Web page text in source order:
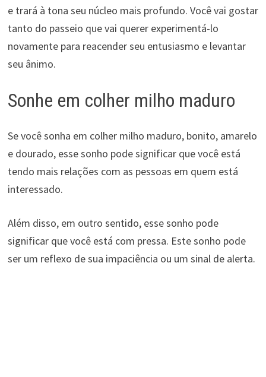
e trará à tona seu núcleo mais profundo. Você vai gostar
tanto do passeio que vai querer experimentá-lo
novamente para reacender seu entusiasmo e levantar
seu ânimo.
Sonhe em colher milho maduro
Se você sonha em colher milho maduro, bonito, amarelo
e dourado, esse sonho pode significar que você está
tendo mais relações com as pessoas em quem está
interessado.
Além disso, em outro sentido, esse sonho pode
significar que você está com pressa. Este sonho pode
ser um reflexo de sua impaciência ou um sinal de alerta.